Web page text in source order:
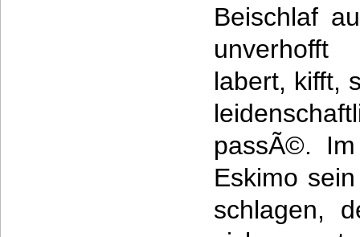
Beischlaf
labert, kifft,
passÃ©.
Eskimo
schlagen,